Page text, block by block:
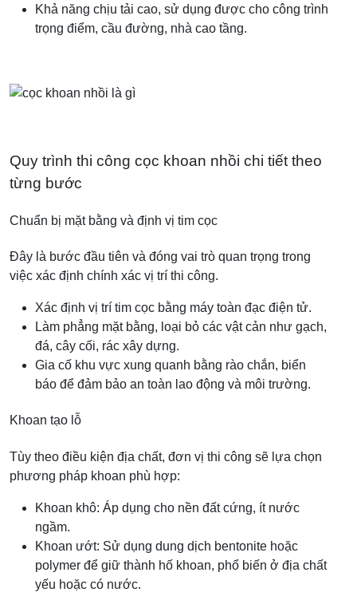
Khả năng chịu tải cao, sử dụng được cho công trình
trọng điểm, cầu đường, nhà cao tầng.
Quy trình thi công cọc khoan nhồi chi tiết theo
từng bước
Chuẩn bị mặt bằng và định vị tim cọc
Đây là bước đầu tiên và đóng vai trò quan trọng trong
việc xác định chính xác vị trí thi công.
Xác định vị trí tim cọc bằng máy toàn đạc điện tử.
Làm phẳng mặt bằng, loại bỏ các vật cản như gạch,
đá, cây cối, rác xây dựng.
Gia cố khu vực xung quanh bằng rào chắn, biển
báo để đảm bảo an toàn lao động và môi trường.
Khoan tạo lỗ
Tùy theo điều kiện địa chất, đơn vị thi công sẽ lựa chọn
phương pháp khoan phù hợp:
Khoan khô: Áp dụng cho nền đất cứng, ít nước
ngầm.
Khoan ướt: Sử dụng dung dịch bentonite hoặc
polymer để giữ thành hố khoan, phổ biến ở địa chất
yếu hoặc có nước.